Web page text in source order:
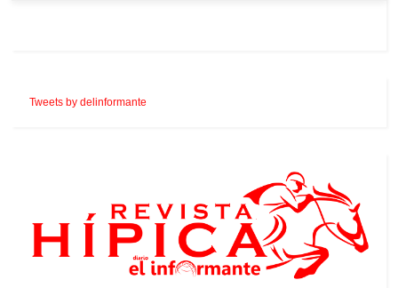
Tweets by delinformante